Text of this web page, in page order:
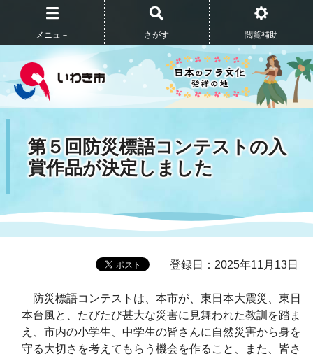
メニュ－ さがす 閲覧補助
第５回防災標語コンテストの入
賞作品が決定しました
登録日：2025年11月13日
防災標語コンテストは、本市が、東日本大震災、東日
本台風と、たびたび甚大な災害に見舞われた教訓を踏ま
え、市内の小学生、中学生の皆さんに自然災害から身を
守る大切さを考えてもらう機会を作ること、また、皆さ